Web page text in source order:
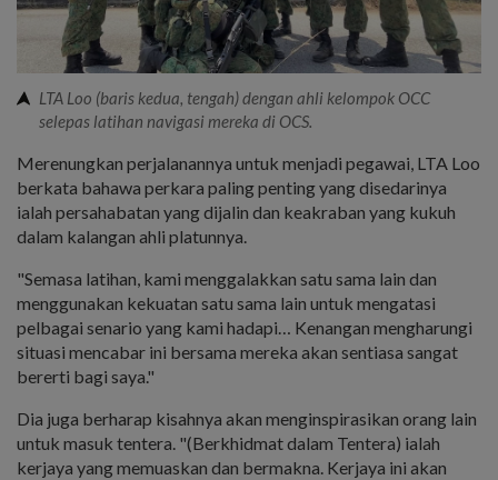
LTA Loo (baris kedua, tengah) dengan ahli kelompok OCC
selepas latihan navigasi mereka di OCS.
Merenungkan perjalanannya untuk menjadi pegawai, LTA Loo
berkata bahawa perkara paling penting yang disedarinya
ialah persahabatan yang dijalin dan keakraban yang kukuh
dalam kalangan ahli platunnya.
"Semasa latihan, kami menggalakkan satu sama lain dan
menggunakan kekuatan satu sama lain untuk mengatasi
pelbagai senario yang kami hadapi… Kenangan mengharungi
situasi mencabar ini bersama mereka akan sentiasa sangat
bererti bagi saya."
Dia juga berharap kisahnya akan menginspirasikan orang lain
untuk masuk tentera. "(Berkhidmat dalam Tentera) ialah
kerjaya yang memuaskan dan bermakna. Kerjaya ini akan